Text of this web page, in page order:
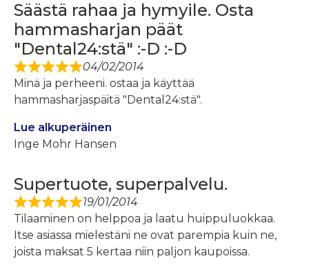
Säästä rahaa ja hymyile. Osta
hammasharjan päät
"Dental24:stä" :-D :-D
04/02/2014
Minä ja perheeni. ostaa ja käyttää
hammasharjaspäitä "Dental24:stä".
Lue alkuperäinen
Inge Mohr Hansen
Supertuote, superpalvelu.
19/01/2014
Tilaaminen on helppoa ja laatu huippuluokkaa.
Itse asiassa mielestäni ne ovat parempia kuin ne,
joista maksat 5 kertaa niin paljon kaupoissa.